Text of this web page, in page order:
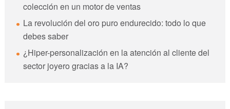
colección en un motor de ventas
La revolución del oro puro endurecido: todo lo que
debes saber
¿Hiper-personalización en la atención al cliente del
sector joyero gracias a la IA?